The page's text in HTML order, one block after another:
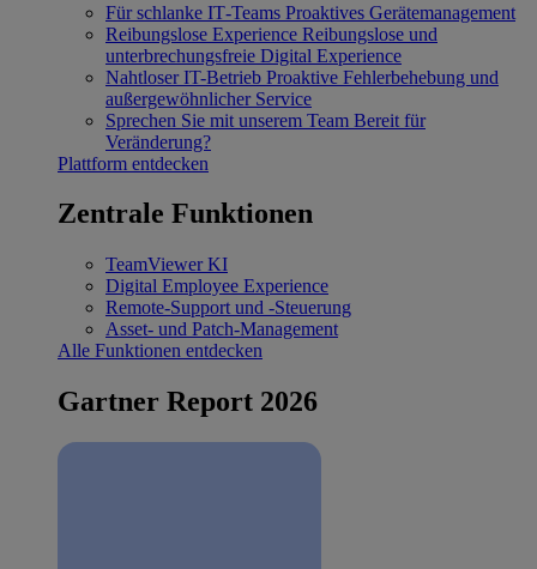
Für schlanke IT‐Teams Proaktives Gerätemanagement
Reibungslose Experience Reibungslose und
unterbrechungsfreie Digital Experience
Nahtloser IT-Betrieb Proaktive Fehlerbehebung und
außergewöhnlicher Service
Sprechen Sie mit unserem Team Bereit für
Veränderung?
Plattform entdecken
Zentrale Funktionen
TeamViewer KI
Digital Employee Experience
Remote-Support und -Steuerung
Asset- und Patch-Management
Alle Funktionen entdecken
Gartner Report 2026